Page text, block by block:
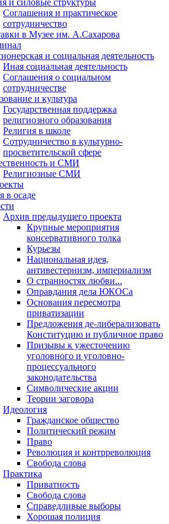
и силовые структуры
Соглашения и практическое
сотрудничество
в Музее им. А.Сахарова
и социальная деятельность
Иная социальная деятельность
Соглашения о социальном
сотрудничестве
и культура
Государственная поддержка
религиозного образования
Религия в школе
Сотрудничество в культурно-
просветительской сфере
и СМИ
Религиозные СМИ
в осаде
Архив предыдущего проекта
Крупные мероприятия
консервативного толка
Курьезы
Национальная идея,
антивестернизм, империализм
О странностях любви...
Оправдания дела ЮКОСа
Основания пересмотра
приватизации
Предложения де-либерализовать
Конституцию и публичное право
Призывы к ужесточению
уголовного и уголовно-
процессуального
законодательства
Символические акции
Теории заговора
Идеология
Гражданское общество
Политический режим
Право
Революция и контрреволюция
Свобода слова
Практика
Приватность
Свобода слова
Справедливые выборы
Хорошая полиция